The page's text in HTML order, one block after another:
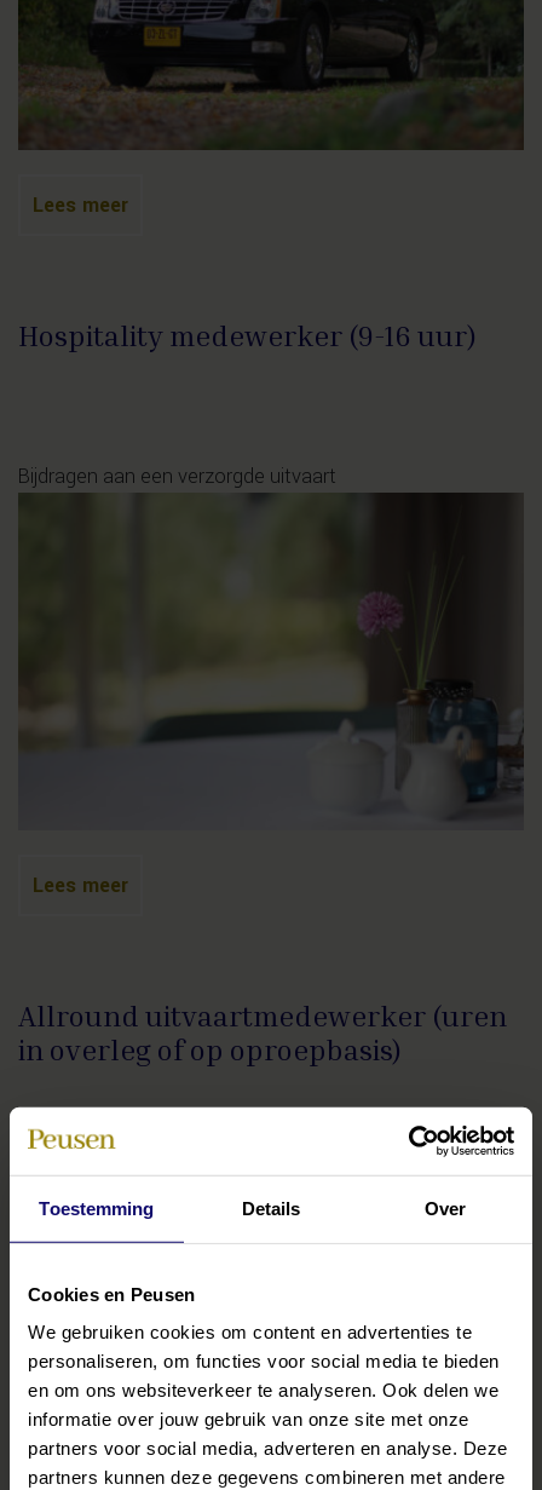
Toestemming Details Over
Cookies en Peusen
We gebruiken cookies om content en advertenties te
personaliseren, om functies voor social media te bieden
en om ons websiteverkeer te analyseren. Ook delen we
informatie over jouw gebruik van onze site met onze
partners voor social media, adverteren en analyse. Deze
partners kunnen deze gegevens combineren met andere
Lees meer
Hospitality medewerker (9-16 uur)
Bijdragen aan een verzorgde uitvaart
Lees meer
Allround uitvaartmedewerker (uren
in overleg of op oproepbasis)
Samen zorgen we voor een respectvol afscheid